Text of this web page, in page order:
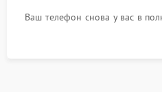
Ваш телефон снова у вас в